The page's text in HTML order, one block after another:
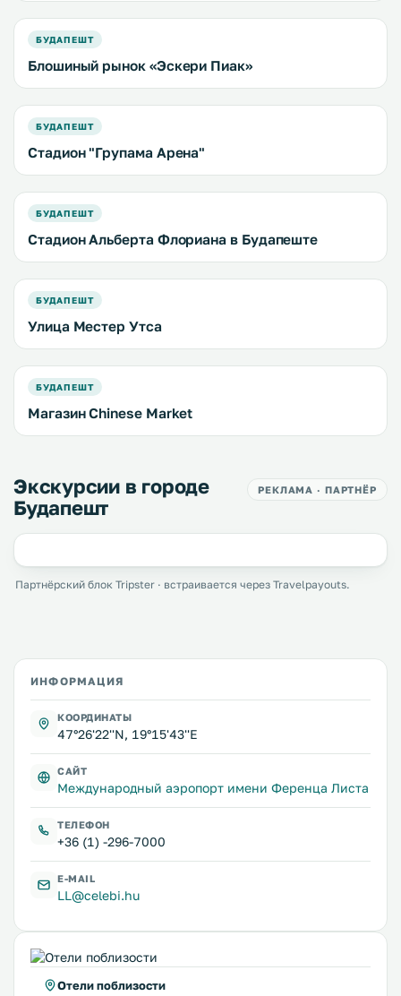
БУДАПЕШТ
Блошиный рынок «Эскери Пиак»
БУДАПЕШТ
Стадион "Групама Арена"
БУДАПЕШТ
Стадион Альберта Флориана в Будапеште
БУДАПЕШТ
Улица Местер Утса
БУДАПЕШТ
Магазин Chinese Market
Экскурсии в городе
Будапешт
РЕКЛАМА · ПАРТНЁР
Партнёрский блок Tripster · встраивается через Travelpayouts.
ИНФОРМАЦИЯ
КООРДИНАТЫ
47°26'22''N, 19°15'43''E
САЙТ
Международный аэропорт имени Ференца Листа
ТЕЛЕФОН
+36 (1) -296-7000
E-MAIL
LL@celebi.hu
Отели поблизости